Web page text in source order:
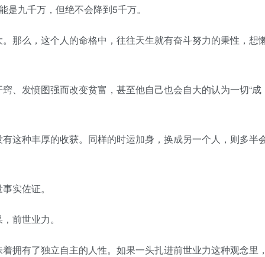
九千万，但绝不会降到5千万。
那么，这个人的命格中，往往天生就有奋斗努力的秉性，想
、发愤图强而改变贫富，甚至他自己也会自大的认为一切“成
这种丰厚的收获。同样的时运加身，换成另一个人，则多半
实佐证。
前世业力。
拥有了独立自主的人性。如果一头扎进前世业力这种观念里